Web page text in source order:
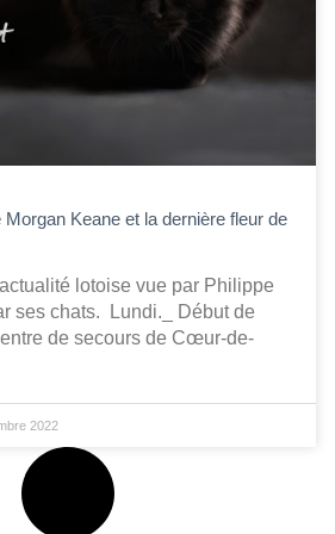
Morgan Keane et la dernière fleur de
lotoise vue par Philippe
ses chats. Lundi._ Début de
de secours de Cœur-de-
2022